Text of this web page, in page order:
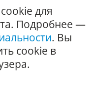
для
Подробнее —
. Вы
cookie в